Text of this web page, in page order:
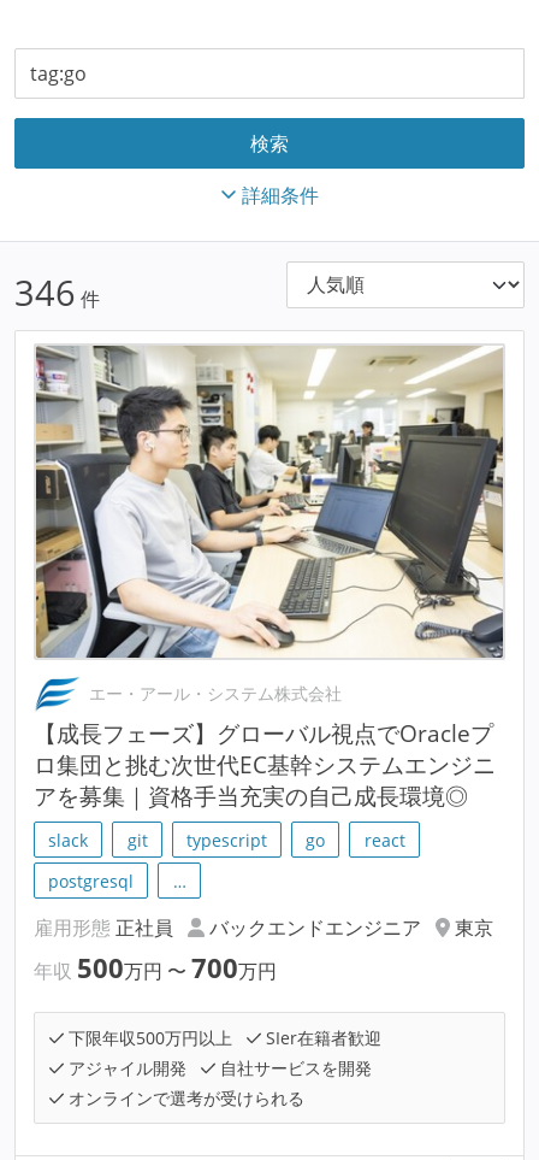
詳細条件
346 件
エー・アール・システム株式会社
【成長フェーズ】グローバル視点でOracleプ
ロ集団と挑む次世代EC基幹システムエンジニ
アを募集｜資格手当充実の自己成長環境◎
slack git typescript go
react
postgresql
…
雇用形態 正社員 バックエンドエンジニア
東京
年収 500万円 〜 700万円
下限年収500万円以上
SIer在籍者歓迎
アジャイル開発
自社サービスを開発
オンラインで選考が受けられる